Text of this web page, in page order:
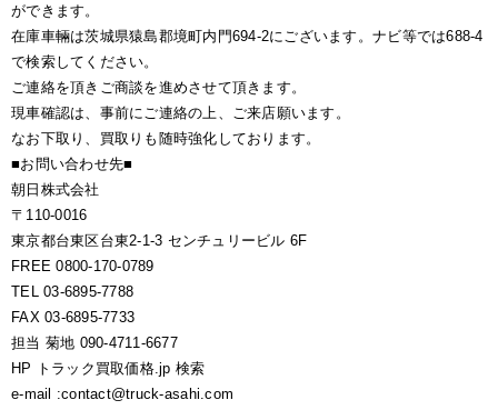
ができます。
在庫車輛は茨城県猿島郡境町内門694-2にございます。ナビ等では688-4
で検索してください。
ご連絡を頂きご商談を進めさせて頂きます。
現車確認は、事前にご連絡の上、ご来店願います。
なお下取り、買取りも随時強化しております。
■お問い合わせ先■
朝日株式会社
〒110-0016
東京都台東区台東2-1-3 センチュリービル 6F
FREE 0800-170-0789
TEL 03-6895-7788
FAX 03-6895-7733
担当 菊地 090-4711-6677
HP トラック買取価格.jp 検索
e-mail :contact@truck-asahi.com